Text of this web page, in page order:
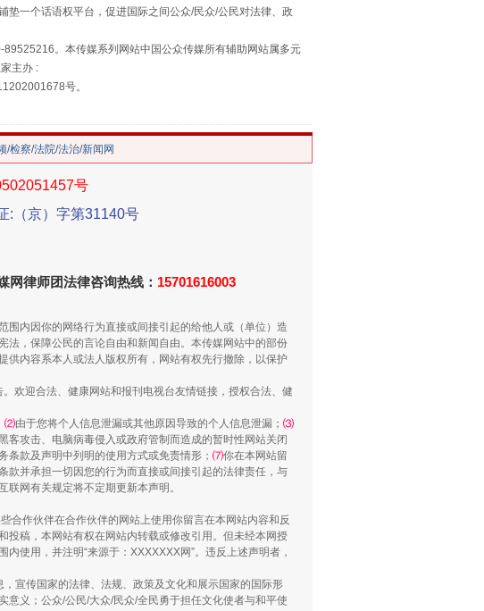
重拳出击！专项整治午间酒驾
“谁都不怕”的他落马了
一个话语权平台，促进国际之间公众/民众/公民对法律、政
。本传媒系列网站中国公众传媒所有辅助网站属多元
主办 :
号。
/检察/法院/法治/新闻网
号
:（京）字第31140号
网律师团法律咨询热线： 15701616003
内因你的网络行为直接或间接引起的给他人或（单位）造
法，保障公民的言论自由和新闻自由。本传媒网站中的部份
供内容系本人或法人版权所有，网站有权先行撤除，以保护
欢迎合法、健康网站和报刊电视台友情链接，授权合法、健
⑵由于您将个人信息泄漏或其他原因导致的个人信息泄漏； ⑶
客攻击、电脑病毒侵入或政府管制而造成的暂时性网站关闭
条款及声明中列明的使用方式或免责情形； ⑺你在本网站留
款并承担一切因您的行为而直接或间接引起的法律责任，与
网有关规定将不定期更新本声明。
合作伙伴在合作伙伴的网站上使用你留言在本网站内容和反
投稿，本网站有权在网站内转载或修改引用。但未经本网授
使用，并注明“来源于：XXXXXXX网”。违反上述声明者，
宣传国家的法律、法规、政策及文化和展示国家的国际形
义；公众/公民/大众/民众/全民勇于担任文化使者与和平使